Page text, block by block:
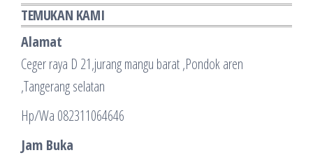
TEMUKAN KAMI
Alamat
Ceger raya D 21,jurang mangu barat ,Pondok aren
,Tangerang selatan
Hp/Wa 082311064646
Jam Buka